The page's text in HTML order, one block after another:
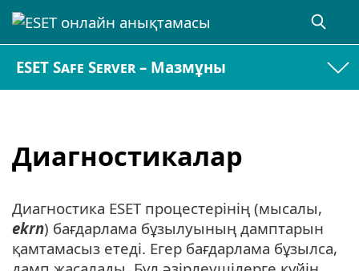
ESET Safe Server – Мазмұны
Диагностикалар
Диагностика ESET процестерінің (мысалы,
ekrn) бағдарлама бұзылуының дамптарын
қамтамасыз етеді. Егер бағдарлама бұзылса,